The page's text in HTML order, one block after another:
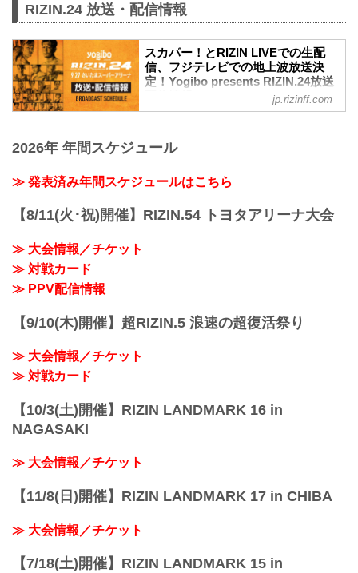
日時
2020年9月27日（日）16:00 15:30開始
※ 開始時間は予定です。決定次第RIZIN
FFオフィシャルサイトにてご案内しま
す。
※ 混雑を避けるため入場規制を実施しま
※ 指定席は、開始時間の2時間前からご
※ 自由席は整理番号で分けてご入場いた
※ 集合時間は前日までにRIZIN FFオフィ
シャルサイトにてご案内しますので、ご
確認のうえご来場ください。
終了予定時間
RIZIN.24 放送・配信情報
スカパー！とRIZIN LIVEでの生配
信、フジテレビでの地上波放送決
定！Yogibo presents RIZIN.24放送
配信情報 - RIZIN FIGHTING
FEDERATION オフィシャルサイト
にて開催されるYogibo presents RIZIN.24
が決定したぞ！
今大会はフジテレビでの地上波放送も決
定！大会前に「FUJIYAMA FIGHT
CLUB」の放送も予定だ！（関東ローカ
日付 時間 放送・配信媒体 番組名
9月22日（祝・火） 25:40...
jp.rizinff.com
2026年 年間スケジュール
≫ 発表済み年間スケジュールはこちら
【8/11(火･祝)開催】RIZIN.54 トヨタアリーナ大会
≫ 大会情報／チケット
≫ 対戦カード
≫ PPV配信情報
【9/10(木)開催】超RIZIN.5 浪速の超復活祭り
≫ 大会情報／チケット
≫ 対戦カード
【10/3(土)開催】RIZIN LANDMARK 16 in
NAGASAKI
≫ 大会情報／チケット
【11/8(日)開催】RIZIN LANDMARK 17 in CHIBA
≫ 大会情報／チケット
【7/18(土)開催】RIZIN LANDMARK 15 in